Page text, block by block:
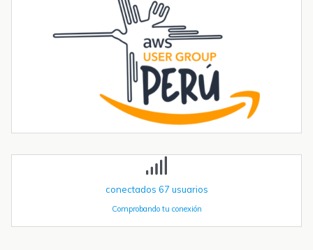
basados en ESP32 abre un sinfín de posibilidades para el IoT y la
automatización industrial. En una entrada anterior del blog,​ "Cómo
Tendencias transformadoras en robótica industrial para 2026 y
La robótica industrial ya no crece de forma constante — está
acelerando. Las instalaciones globales de robots industriales
superaron las 590.000 unidades en 2023 y se proyecta que
conectados 67 usuarios
Comprobando tu conexión